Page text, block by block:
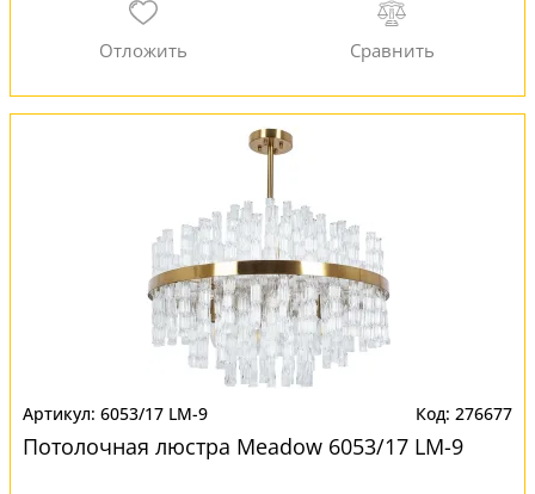
6053/17 LM-9 276677
Потолочная люстра Meadow 6053/17 LM-9